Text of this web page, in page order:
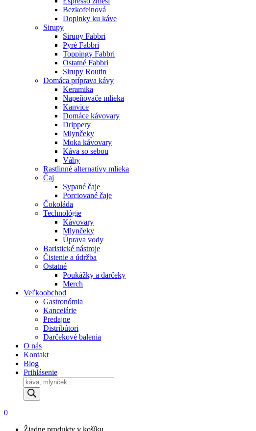
Bezkofeinová
Doplnky ku káve
Sirupy
Sirupy Fabbri
Pyré Fabbri
Toppingy Fabbri
Ostatné Fabbri
Sirupy Routin
Domáca príprava kávy
Keramika
Napeňovače mlieka
Kanvice
Domáce kávovary
Drippery
Mlynčeky
Moka kávovary
Káva so sebou
Váhy
Rastlinné alternatívy mlieka
Čaj
Sypané čaje
Porciované čaje
Čokoláda
Technológie
Kávovary
Mlynčeky
Úprava vody
Baristické nástroje
Čistenie a údržba
Ostatné
Poukážky a darčeky
Merch
Veľkoobchod
Gastronómia
Kancelárie
Predajne
Distribútori
Darčekové balenia
O nás
Kontakt
Blog
Prihlásenie
Products
search
0
Žiadne produkty v košíku